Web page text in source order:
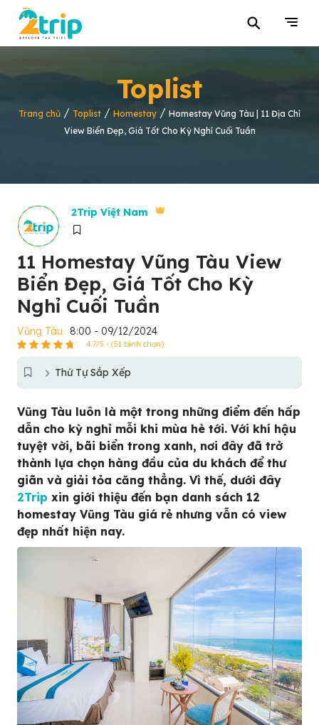
⚲
Toplist
Trang chủ / Toplist / Homestay / Homestay Vũng Tàu | 11 Địa Chỉ
View Biển Đẹp, Giá Tốt Cho Kỳ Nghỉ Cuối Tuần
2Trip Việt Nam
11 Homestay Vũng Tàu View
Biển Đẹp, Giá Tốt Cho Kỳ
Nghỉ Cuối Tuần
Vũng Tàu 8:00 - 09/12/2024
4.7/5 - (51 bình chọn)
Thứ Tự Sắp Xếp
Vũng Tàu luôn là một trong những điểm đến hấp
dẫn cho kỳ nghỉ mỗi khi mùa hè tới. Với khí hậu
tuyệt vời, bãi biển trong xanh, nơi đây đã trở
thành lựa chọn hàng đầu của du khách để thư
giãn và giải tỏa căng thẳng. Vì thế, dưới đây
2Trip xin giới thiệu đến bạn danh sách 12
homestay Vũng Tàu giá rẻ nhưng vẫn có view
đẹp nhất hiện nay.